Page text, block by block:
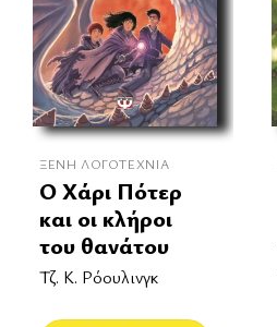
ΞΈΝΗ ΛΟΓΟΤΕΧΝΊΑ
Ο Χάρι Πότερ
και οι κλήροι
του θανάτου
Τζ. Κ. Ρόουλινγκ